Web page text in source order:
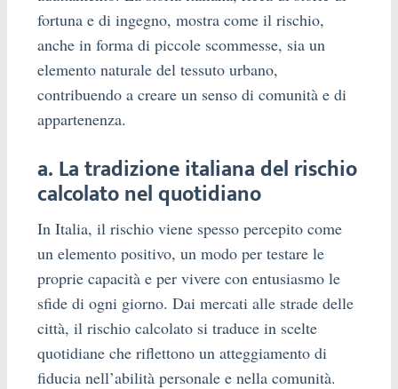
fortuna e di ingegno, mostra come il rischio,
anche in forma di piccole scommesse, sia un
elemento naturale del tessuto urbano,
contribuendo a creare un senso di comunità e di
appartenenza.
a. La tradizione italiana del rischio
calcolato nel quotidiano
In Italia, il rischio viene spesso percepito come
un elemento positivo, un modo per testare le
proprie capacità e per vivere con entusiasmo le
sfide di ogni giorno. Dai mercati alle strade delle
città, il rischio calcolato si traduce in scelte
quotidiane che riflettono un atteggiamento di
fiducia nell’abilità personale e nella comunità.